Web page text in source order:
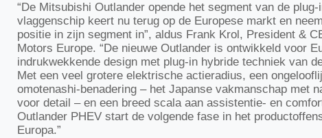
“De Mitsubishi Outlander opende het segment van de
vlaggenschip keert nu terug op de Europese markt en
positie in zijn segment in”, aldus Frank Krol, President &
Motors Europe. “De nieuwe Outlander is ontwikkeld voor
indrukwekkende design met plug-in hybride techniek van
Met een veel grotere elektrische actieradius, een
omotenashi-benadering – het Japanse vakmanschap met
voor detail – en een breed scala aan assistentie- en
Outlander PHEV start de volgende fase in het
Europa.”